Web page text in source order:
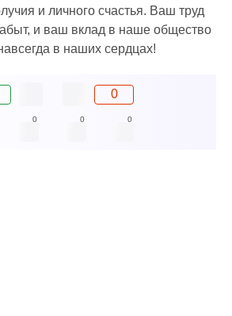
и личного счастья. Ваш труд
и ваш вклад в наше общество
в наших сердцах!
0
0 0 0